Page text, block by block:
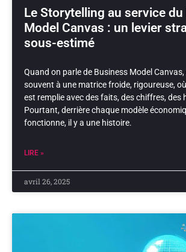
Le Storytelling au service
Model Canvas : un levier
sous-estimé
Quand on parle de Business Model
souvent à une matrice froide, rigoureuse,
est remplie avec des faits, des chiffres, des
Pourtant, derrière chaque modèle
fonctionne, il y a une histoire.
LIRE »
avril 26, 2025